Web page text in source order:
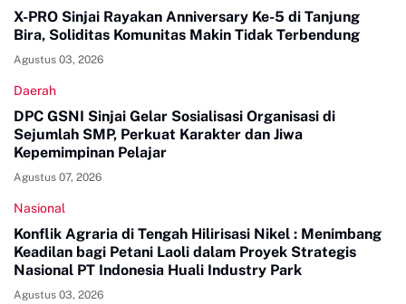
X-PRO Sinjai Rayakan Anniversary Ke-5 di Tanjung
Bira, Soliditas Komunitas Makin Tidak Terbendung
Agustus 03, 2026
Daerah
DPC GSNI Sinjai Gelar Sosialisasi Organisasi di
Sejumlah SMP, Perkuat Karakter dan Jiwa
Kepemimpinan Pelajar
Agustus 07, 2026
Nasional
Konflik Agraria di Tengah Hilirisasi Nikel : Menimbang
Keadilan bagi Petani Laoli dalam Proyek Strategis
Nasional PT Indonesia Huali Industry Park
Agustus 03, 2026